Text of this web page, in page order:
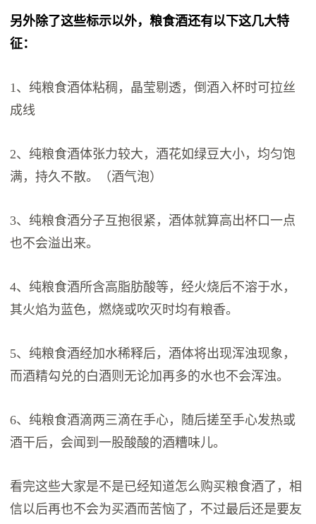
另外除了这些标示以外，粮食酒还有以下这几大特
征：
1、纯粮食酒体粘稠，晶莹剔透，倒酒入杯时可拉丝
成线
2、纯粮食酒体张力较大，酒花如绿豆大小，均匀饱
满，持久不散。（酒气泡）
3、纯粮食酒分子互抱很紧，酒体就算高出杯口一点
也不会溢出来。
4、纯粮食酒所含高脂肪酸等，经火烧后不溶于水，
其火焰为蓝色，燃烧或吹灭时均有粮香。
5、纯粮食酒经加水稀释后，酒体将出现浑浊现象，
而酒精勾兑的白酒则无论加再多的水也不会浑浊。
6、纯粮食酒滴两三滴在手心，随后搓至手心发热或
酒干后，会闻到一股酸酸的酒糟味儿。
看完这些大家是不是已经知道怎么购买粮食酒了，相
信以后再也不会为买酒而苦恼了，不过最后还是要友